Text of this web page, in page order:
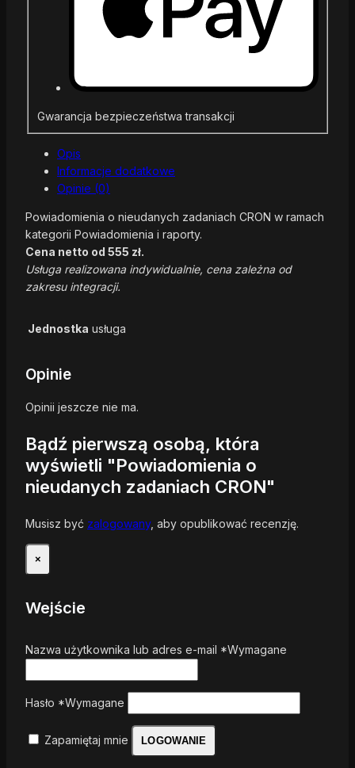
Gwarancja bezpieczeństwa transakcji
Opis
Informacje dodatkowe
Opinie (0)
Powiadomienia o nieudanych zadaniach CRON w ramach
kategorii Powiadomienia i raporty.
Cena netto od 555 zł.
Usługa realizowana indywidualnie, cena zależna od
zakresu integracji.
Jednostka usługa
Opinie
Opinii jeszcze nie ma.
Bądź pierwszą osobą, która
wyświetli "Powiadomienia o
nieudanych zadaniach CRON"
Musisz być zalogowany, aby opublikować recenzję.
×
Wejście
Nazwa użytkownika lub adres e-mail *Wymagane
Hasło *Wymagane
Zapamiętaj mnie LOGOWANIE